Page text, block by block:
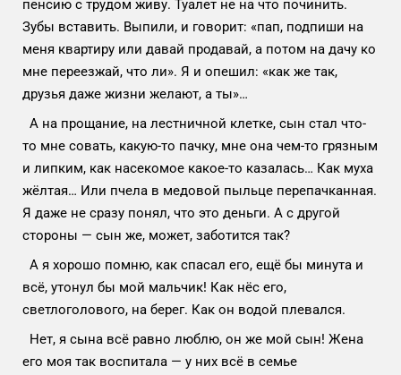
пенсию с трудом живу. Туалет не на что починить.
Зубы вставить. Выпили, и говорит: «пап, подпиши на
меня квартиру или давай продавай, а потом на дачу ко
мне переезжай, что ли». Я и опешил: «как же так,
друзья даже жизни желают, а ты»…
А на прощание, на лестничной клетке, сын стал что-
то мне совать, какую-то пачку, мне она чем-то грязным
и липким, как насекомое какое-то казалась… Как муха
жёлтая… Или пчела в медовой пыльце перепачканная.
Я даже не сразу понял, что это деньги. А с другой
стороны — сын же, может, заботится так?
А я хорошо помню, как спасал его, ещё бы минута и
всё, утонул бы мой мальчик! Как нёс его,
светлоголового, на берег. Как он водой плевался.
Нет, я сына всё равно люблю, он же мой сын! Жена
его моя так воспитала — у них всё в семье